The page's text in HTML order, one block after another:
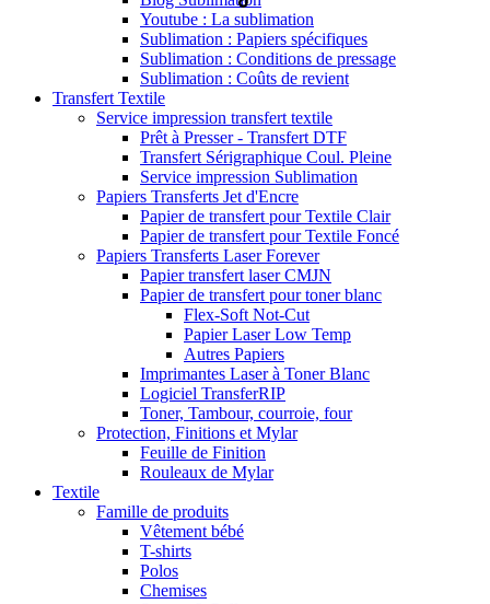
Youtube : La sublimation
Sublimation : Papiers spécifiques
Sublimation : Conditions de pressage
Sublimation : Coûts de revient
Transfert Textile
Service impression transfert textile
Prêt à Presser - Transfert DTF
Transfert Sérigraphique Coul. Pleine
Service impression Sublimation
Papiers Transferts Jet d'Encre
Papier de transfert pour Textile Clair
Papier de transfert pour Textile Foncé
Papiers Transferts Laser Forever
Papier transfert laser CMJN
Papier de transfert pour toner blanc
Flex-Soft Not-Cut
Papier Laser Low Temp
Autres Papiers
Imprimantes Laser à Toner Blanc
Logiciel TransferRIP
Toner, Tambour, courroie, four
Protection, Finitions et Mylar
Feuille de Finition
Rouleaux de Mylar
Textile
Famille de produits
Vêtement bébé
T-shirts
Polos
Chemises